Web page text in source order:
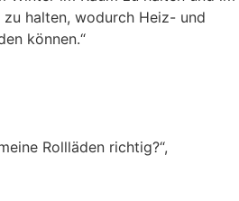
zu halten, wodurch Heiz- und
können.“
Rollläden richtig?“,